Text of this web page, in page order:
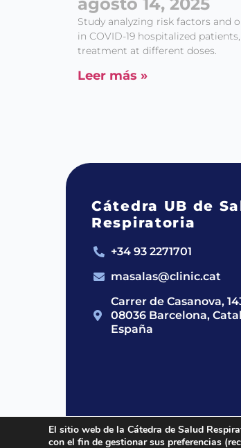
Study analyzing risk factors and
in COVID-19 hospitalized
treatment at different doses.
Leer más »
Cátedra UB de
Respiratoria
+34 93 2271701
masalas@clinic.cat
Carrer de Casanova,
08036 Barcelona,
España
2024 © Cátedra UB de
El sitio web de la Cátedra de Salud
con el fin de gestionar sus preferencias